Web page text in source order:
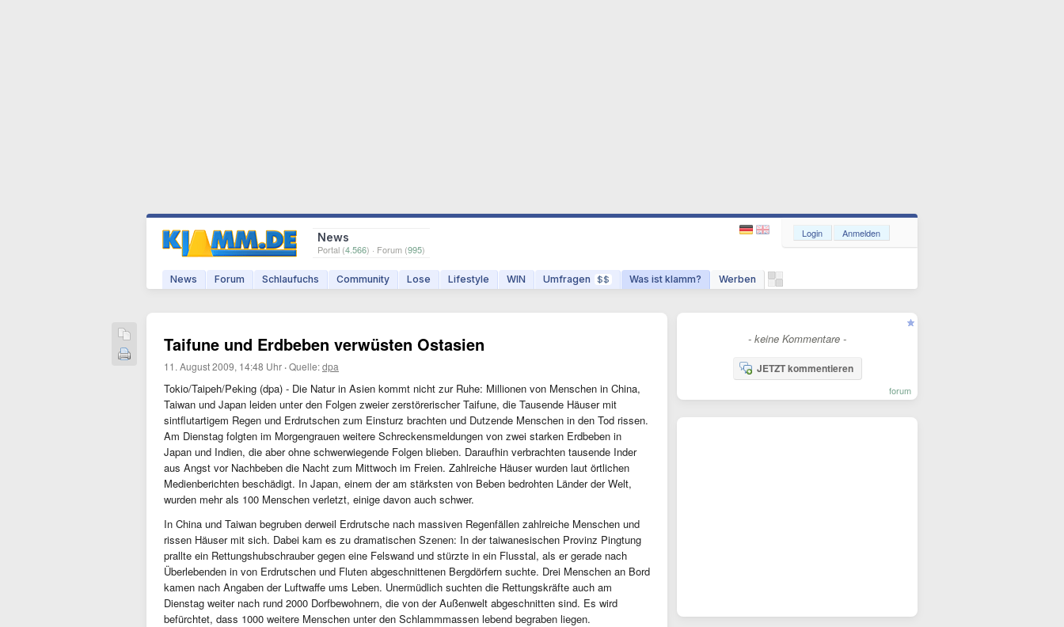
News
Portal (4.566) · Forum (995)
News Forum Schlaufuchs Community Lose Lifestyle WIN Umfragen $$ Was ist klamm? Werben
Login Anmelden
Taifune und Erdbeben verwüsten Ostasien
11. August 2009, 14:48 Uhr ·Quelle:dpa
Tokio/Taipeh/Peking (dpa) - Die Natur in Asien kommt nicht zur Ruhe: Millionen von Menschen in China,
Taiwan und Japan leiden unter den Folgen zweier zerstörerischer Taifune, die Tausende Häuser mit
sintflutartigem Regen und Erdrutschen zum Einsturz brachten und Dutzende Menschen in den Tod rissen.
Am Dienstag folgten im Morgengrauen weitere Schreckensmeldungen von zwei starken Erdbeben in
Japan und Indien, die aber ohne schwerwiegende Folgen blieben. Daraufhin verbrachten tausende Inder
aus Angst vor Nachbeben die Nacht zum Mittwoch im Freien. Zahlreiche Häuser wurden laut örtlichen
Medienberichten beschädigt. In Japan, einem der am stärksten von Beben bedrohten Länder der Welt,
wurden mehr als 100 Menschen verletzt, einige davon auch schwer.
In China und Taiwan begruben derweil Erdrutsche nach massiven Regenfällen zahlreiche Menschen und
rissen Häuser mit sich. Dabei kam es zu dramatischen Szenen: In der taiwanesischen Provinz Pingtung
prallte ein Rettungshubschrauber gegen eine Felswand und stürzte in ein Flusstal, als er gerade nach
Überlebenden in von Erdrutschen und Fluten abgeschnittenen Bergdörfern suchte. Drei Menschen an Bord
kamen nach Angaben der Luftwaffe ums Leben. Unermüdlich suchten die Rettungskräfte auch am
Dienstag weiter nach rund 2000 Dorfbewohnern, die von der Außenwelt abgeschnitten sind. Es wird
befürchtet, dass 1000 weitere Menschen unter den Schlammmassen lebend begraben liegen.
- keine Kommentare -
JETZT kommentieren
forum